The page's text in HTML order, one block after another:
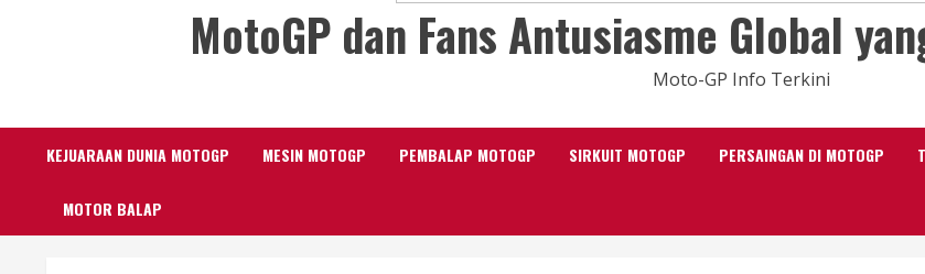
MotoGP dan Fans Antusiasme Global
Moto-GP Info Terkini
KEJUARAAN DUNIA MOTOGP MESIN MOTOGP PEMBALAP MOTOGP SIRKUIT MOTOGP PERSAINGAN DI MOTOGP
MOTOR BALAP